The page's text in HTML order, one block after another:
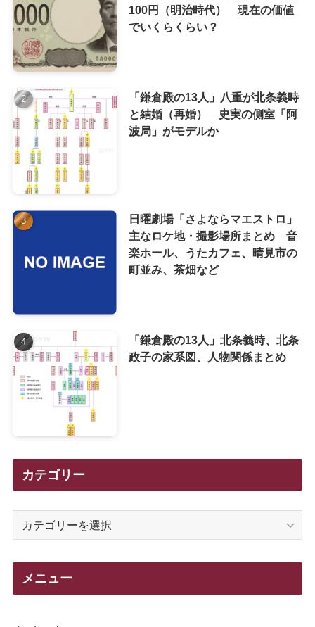
100円（明治時代） 現在の価値
でいくらくらい？
「鎌倉殿の13人」八重が北条義時
と結婚（再婚） 史実の側室「阿
波局」がモデルか
日曜劇場「さよならマエストロ」
主なロケ地・撮影場所まとめ 音
楽ホール、うたカフェ、晴見市の
町並み、茶畑など
「鎌倉殿の13人」北条義時、北条
政子の家系図、人物関係まとめ
カテゴリー
メニュー